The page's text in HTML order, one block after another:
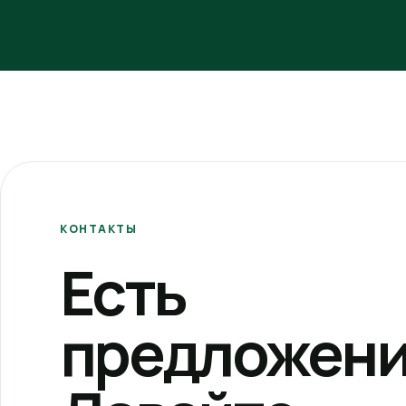
КОНТАКТЫ
Есть